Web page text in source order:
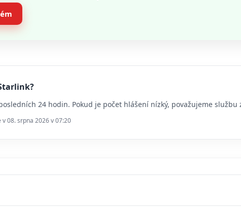
24 hodin. Pokud je počet hlášení nízký, považujeme službu
08. srpna 2026 v 07:20